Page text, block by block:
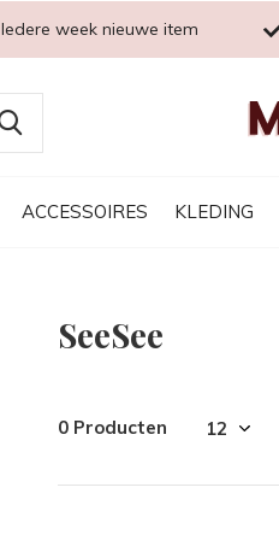
ACCESSOIRES KLEDING
Iedere week nieuwe item
SeeSee
0 Producten